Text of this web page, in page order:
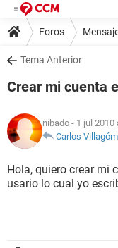
Foros
Tema Anterior
Crear mi cuenta
nibado - 1 jul 2010
Carlos
Hola, quiero crear mi
usario lo cual yo